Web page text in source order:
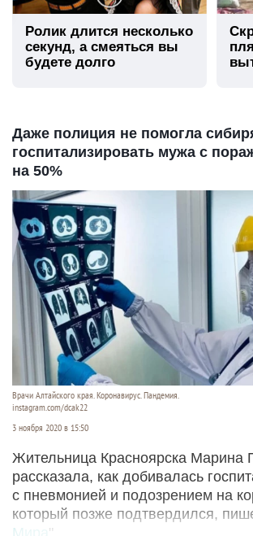
Ролик длится несколько
секунд, а смеяться вы
будете долго
Даже полиция не помогла
госпитализировать мужа с
на 50%
Врачи Алтайского края. Коронавирус. Пандемия.
instagram.com/dcak22
3 ноября 2020 в 15:50
Жительница Красноярска Марина
рассказала, как добивалась
с пневмонией и подозрением на
который позже подтвердился,
Мира ".